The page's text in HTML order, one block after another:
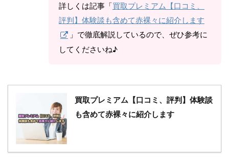
詳しくは記事「買取プレミアム【口コミ、
評判】体験談も含めて赤裸々に紹介します
」で徹底解説しているので、ぜひ参考に
してくださいね♪
買取プレミアム【口コミ、評判】体験談
も含めて赤裸々に紹介します